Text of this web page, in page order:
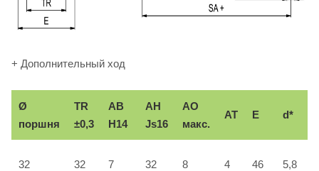
+ Дополнительный ход
Ø
поршня
TR
±0,3
AB
H14
AH
Js16
АО
макс.
AT E d*
32 32 7 32 8 4 46 5,8